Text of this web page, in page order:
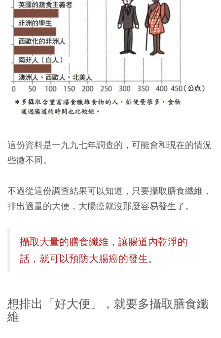
這份資料是一九九七年調查的，可能會和現在的情況
些微不同。
不過從這份調查結果可以知道，只要攝取膳食纖維，
排出適量的大便，大腸癌就沒那麼容易發生了。
攝取大量的膳食纖維，讓腸道內乾淨的
話，就可以預防大腸癌的發生。
想排出「好大便」，就要多攝取膳食纖
維